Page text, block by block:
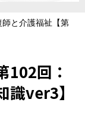
師と介護福祉【第
102回：
ver3】